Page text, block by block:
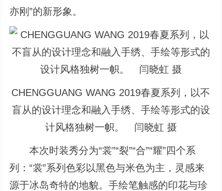
亦刚”的新形象。
CHENGGUANG WANG 2019春夏系列，以不
盲从的设计理念和融入手绣、手绘等形式的设
计风格独树一帜。 闫晓虹 摄
本次时装秀分为“裳”“裂”“合”“耀”四个系
列：“裳”系列色彩以黑色与米色为主，灵感来
源于冰岛奇特的地貌。手绘笔触感的印花与珍